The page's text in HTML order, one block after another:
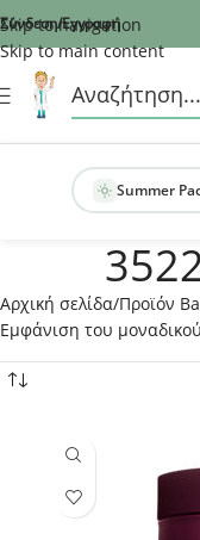
Recaptcha
Skip to navigation
Skip to main content
Σύνδεση/Εγγραφή
Summer
Αρχική σελίδα Προϊόν
Εμφάνιση του